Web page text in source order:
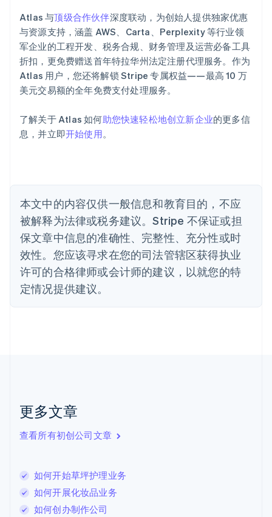
Atlas 与顶级合作伙伴深度联动，为创始人提供独家优惠
与资源支持，涵盖 AWS、Carta、Perplexity 等行业领
军企业的工程开发、税务合规、财务管理及运营必备工具
折扣，更免费赠送首年特拉华州法定注册代理服务。作为
Atlas 用户，您还将解锁 Stripe 专属权益——最高 10 万
美元交易额的全年免费支付处理服务。
了解关于 Atlas 如何助您快速轻松地创立新企业的更多信
息，并立即开始使用。
本文中的内容仅供一般信息和教育目的，不应
被解释为法律或税务建议。Stripe 不保证或担
保文章中信息的准确性、完整性、充分性或时
效性。您应该寻求在您的司法管辖区获得执业
许可的合格律师或会计师的建议，以就您的特
定情况提供建议。
更多文章
查看所有初创公司文章
如何开始草坪护理业务
如何开展化妆品业务
如何创办制作公司
English
爱沙尼亚
English
奥地利
DeutschEnglish
澳大利亚
English
PortuguêsEnglish
保加利亚
English
丹麦
德国
DeutschEnglish
法国
FrançaisEnglish
芬兰
EnglishSvenska
English
English
卢森堡
罗马尼亚
English